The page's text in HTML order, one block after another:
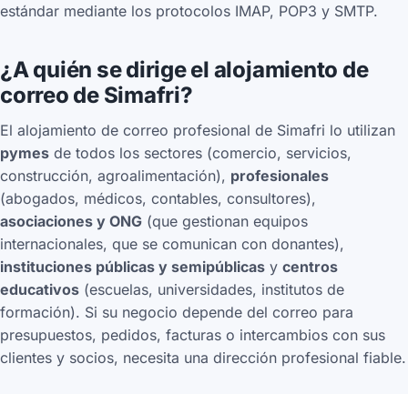
estándar mediante los protocolos IMAP, POP3 y SMTP.
¿A quién se dirige el alojamiento de
correo de Simafri?
El alojamiento de correo profesional de Simafri lo utilizan
pymes de todos los sectores (comercio, servicios,
construcción, agroalimentación), profesionales
(abogados, médicos, contables, consultores),
asociaciones y ONG (que gestionan equipos
internacionales, que se comunican con donantes),
instituciones públicas y semipúblicas y centros
educativos (escuelas, universidades, institutos de
formación). Si su negocio depende del correo para
presupuestos, pedidos, facturas o intercambios con sus
clientes y socios, necesita una dirección profesional fiable.